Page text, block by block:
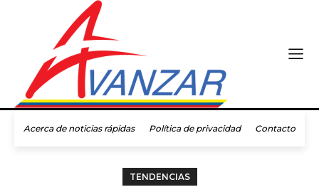
Acerca de noticias rápidas Política de privacidad Contacto
TENDENCIAS